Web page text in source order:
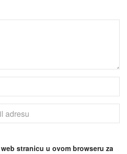
stranicu u ovom browseru za